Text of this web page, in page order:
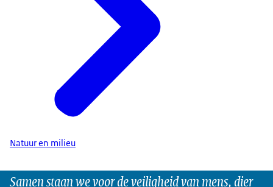
Natuur en milieu
Samen staan we voor de veiligheid van mens, dier